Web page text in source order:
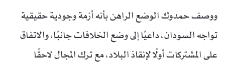
ووصف حمدوك الوضع الراهن بأنه أزمة وجودية حقيقية
تواجه السودان، داعيًا إلى وضع الخلافات جانبًا، والاتفاق
على المشتركات أولًا لإنقاذ البلاد، مع ترك المجال لاحقًا